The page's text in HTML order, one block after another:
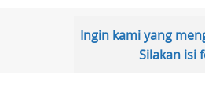
Ingin kami yang
Silakan isi